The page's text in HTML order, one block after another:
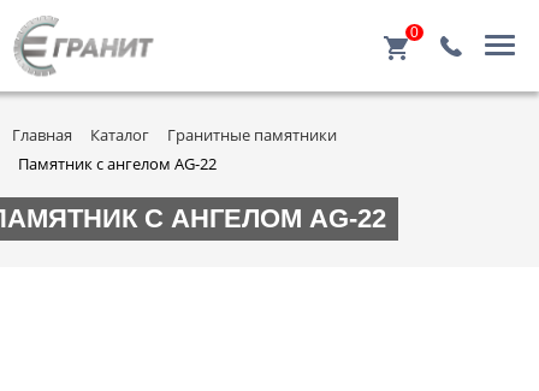
0
Главная Каталог
Гранитные памятники
Памятник с ангелом AG-22
С АНГЕЛОМ AG-22